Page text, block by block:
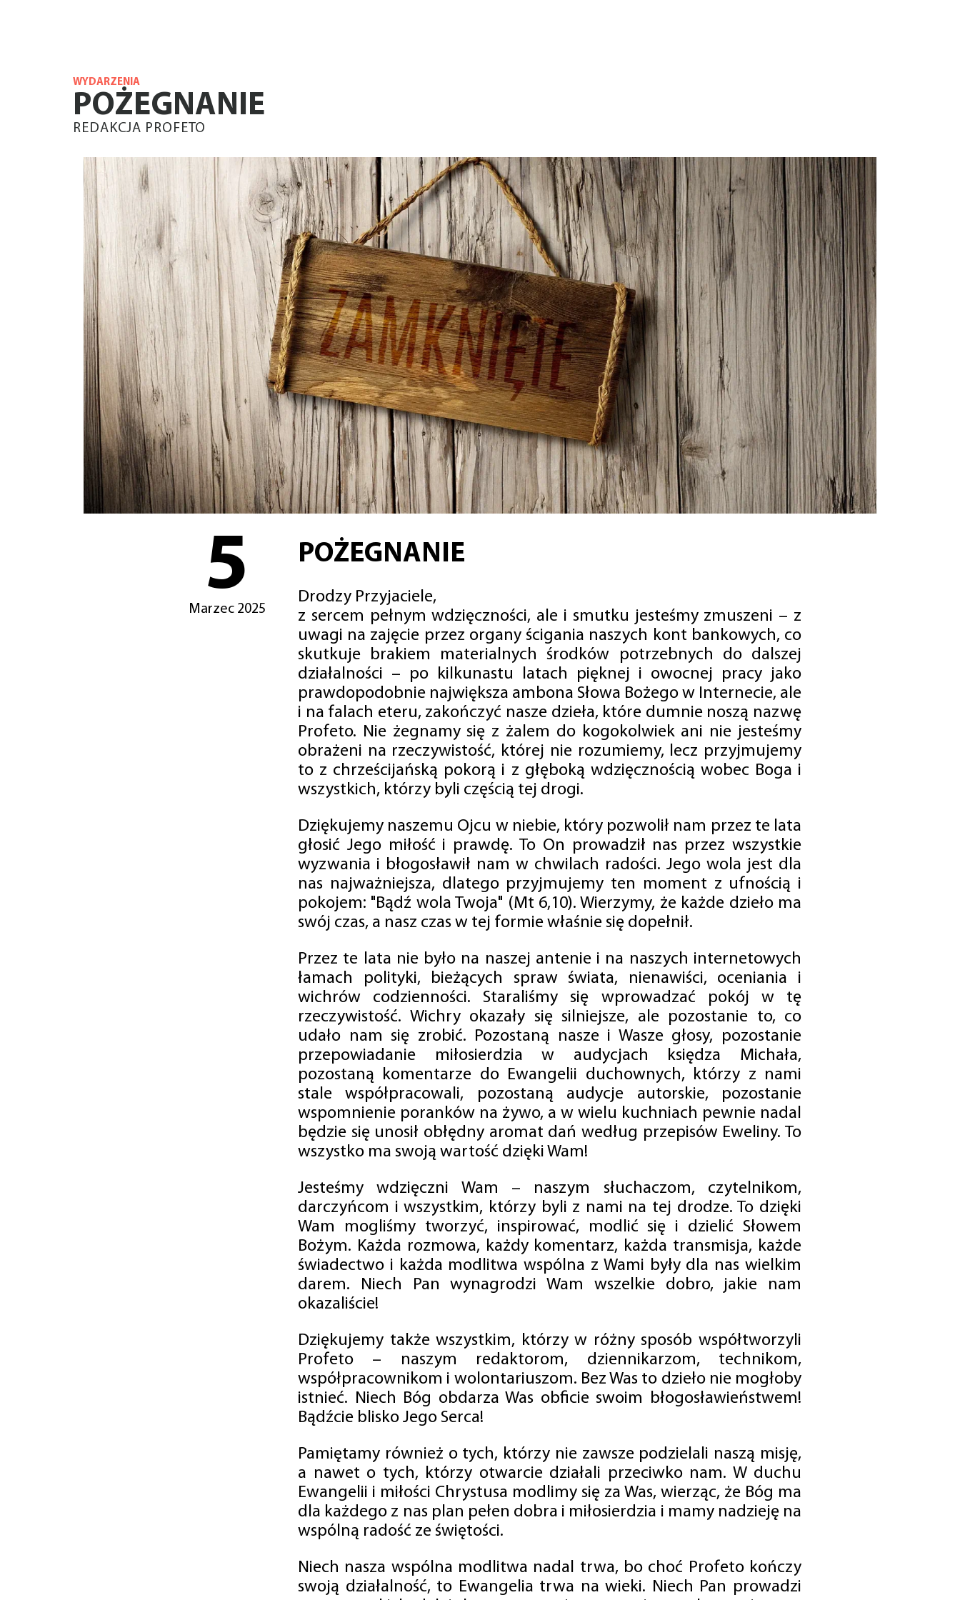
WYDARZENIA
POŻEGNANIE
REDAKCJA PROFETO
5
Marzec 2025
POŻEGNANIE
Drodzy Przyjaciele,
z sercem pełnym wdzięczności, ale i smutku jesteśmy zmuszeni – z
uwagi na zajęcie przez organy ścigania naszych kont bankowych, co
skutkuje brakiem materialnych środków potrzebnych do dalszej
działalności – po kilkunastu latach pięknej i owocnej pracy jako
prawdopodobnie największa ambona Słowa Bożego w Internecie, ale
i na falach eteru, zakończyć nasze dzieła, które dumnie noszą nazwę
Profeto. Nie żegnamy się z żalem do kogokolwiek ani nie jesteśmy
obrażeni na rzeczywistość, której nie rozumiemy, lecz przyjmujemy
to z chrześcijańską pokorą i z głęboką wdzięcznością wobec Boga i
wszystkich, którzy byli częścią tej drogi.
Dziękujemy naszemu Ojcu w niebie, który pozwolił nam przez te lata
głosić Jego miłość i prawdę. To On prowadził nas przez wszystkie
wyzwania i błogosławił nam w chwilach radości. Jego wola jest dla
nas najważniejsza, dlatego przyjmujemy ten moment z ufnością i
pokojem: "Bądź wola Twoja" (Mt 6,10). Wierzymy, że każde dzieło ma
swój czas, a nasz czas w tej formie właśnie się dopełnił.
Przez te lata nie było na naszej antenie i na naszych internetowych
łamach polityki, bieżących spraw świata, nienawiści, oceniania i
wichrów codzienności. Staraliśmy się wprowadzać pokój w tę
rzeczywistość. Wichry okazały się silniejsze, ale pozostanie to, co
udało nam się zrobić. Pozostaną nasze i Wasze głosy, pozostanie
przepowiadanie miłosierdzia w audycjach księdza Michała,
pozostaną komentarze do Ewangelii duchownych, którzy z nami
stale współpracowali, pozostaną audycje autorskie, pozostanie
wspomnienie poranków na żywo, a w wielu kuchniach pewnie nadal
będzie się unosił obłędny aromat dań według przepisów Eweliny. To
wszystko ma swoją wartość dzięki Wam!
Jesteśmy wdzięczni Wam – naszym słuchaczom, czytelnikom,
darczyńcom i wszystkim, którzy byli z nami na tej drodze. To dzięki
Wam mogliśmy tworzyć, inspirować, modlić się i dzielić Słowem
Bożym. Każda rozmowa, każdy komentarz, każda transmisja, każde
świadectwo i każda modlitwa wspólna z Wami były dla nas wielkim
darem. Niech Pan wynagrodzi Wam wszelkie dobro, jakie nam
okazaliście!
Dziękujemy także wszystkim, którzy w różny sposób współtworzyli
Profeto – naszym redaktorom, dziennikarzom, technikom,
współpracownikom i wolontariuszom. Bez Was to dzieło nie mogłoby
istnieć. Niech Bóg obdarza Was obficie swoim błogosławieństwem!
Bądźcie blisko Jego Serca!
Pamiętamy również o tych, którzy nie zawsze podzielali naszą misję,
a nawet o tych, którzy otwarcie działali przeciwko nam. W duchu
Ewangelii i miłości Chrystusa modlimy się za Was, wierząc, że Bóg ma
dla każdego z nas plan pełen dobra i miłosierdzia i mamy nadzieję na
wspólną radość ze świętości.
Niech nasza wspólna modlitwa nadal trwa, bo choć Profeto kończy
swoją działalność, to Ewangelia trwa na wieki. Niech Pan prowadzi